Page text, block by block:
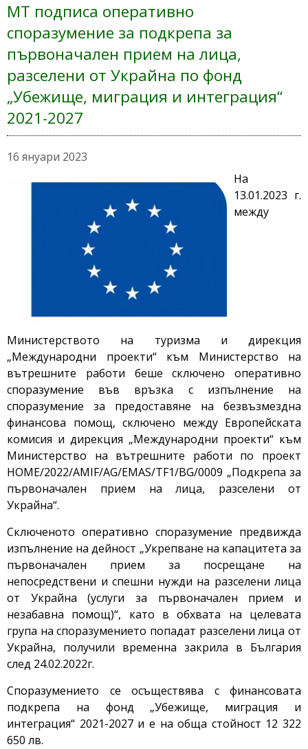
МТ подписа оперативно
споразумение за подкрепа за
първоначален прием на лица,
разселени от Украйна по фонд
„Убежище, миграция и интеграция“
2021-2027
16 януари 2023
На
13.01.2023 г.
между
Министерството на туризма и дирекция
„Международни проекти“ към Министерство на
вътрешните работи беше сключено оперативно
споразумение във връзка с изпълнение на
споразумение за предоставяне на безвъзмездна
финансова помощ, сключено между Европейската
комисия и дирекция „Международни проекти“ към
Министерство на вътрешните работи по проект
HOME/2022/AMIF/AG/EMAS/TF1/BG/0009 „Подкрепа за
първоначален прием на лица, разселени от
Украйна“.
Сключеното оперативно споразумение предвижда
изпълнение на дейност „Укрепване на капацитета за
първоначален прием за посрещане на
непосредствени и спешни нужди на разселени лица
от Украйна (услуги за първоначален прием и
незабавна помощ)“, като в обхвата на целевата
група на споразумението попадат разселени лица от
Украйна, получили временна закрила в България
след 24.02.2022г.
Споразумението се осъществява с финансовата
подкрепа на фонд „Убежище, миграция и
интеграция“ 2021-2027 и е на обща стойност 12 322
650 лв.